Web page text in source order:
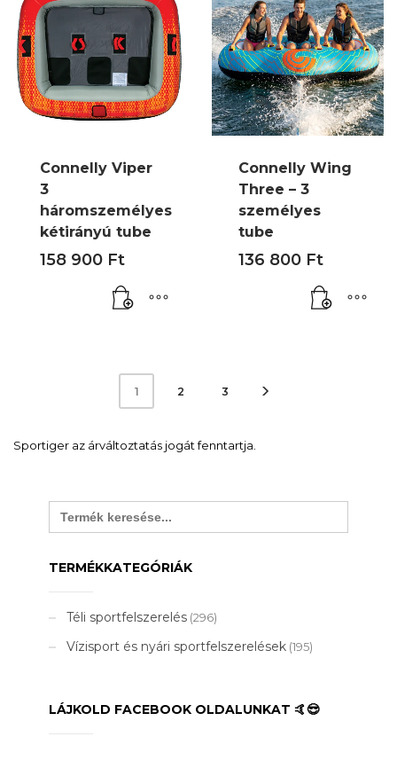
Connelly Viper
3
háromszemélyes
kétirányú tube
158 900 Ft
Connelly Wing
Three – 3
személyes
tube
136 800 Ft
1 2 3
Sportiger az árváltoztatás jogát fenntartja.
Search
for:
TERMÉKKATEGÓRIÁK
Téli sportfelszerelés (296)
Vízisport és nyári sportfelszerelések (195)
LÁJKOLD FACEBOOK OLDALUNKAT 🤙😎